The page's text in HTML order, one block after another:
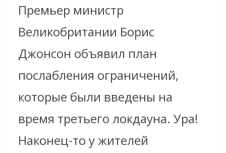
Премьер министр
Великобритании Борис
Джонсон объявил план
послабления ограничений,
которые были введены на
время третьего локдауна. Ура!
Наконец-то у жителей